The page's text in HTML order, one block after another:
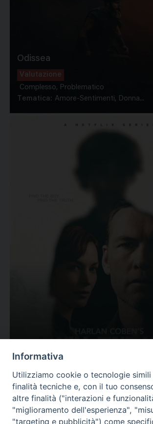
Odissea
Valutazione
Complesso, Problematico
Tematica: Amore-Sentimenti, Donna...
Valutazione
Complesso, Problematico
Tematica: Amore-Sentimenti, Carcere...
Informativa
Utilizziamo cookie o tecnologie simili
finalità tecniche e, con il tuo
altre finalità ("interazioni e
"miglioramento dell'esperienza",
"targeting e pubblicità") come